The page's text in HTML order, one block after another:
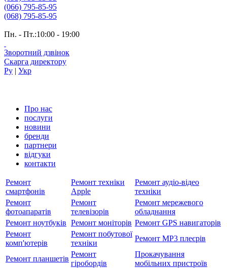
(066) 795-85-95
(068) 795-85-95
Пн. - Пт.:10:00 - 19:00
Зворотний дзвінок
Скарга директору
Ру | Укр
Про нас
послуги
новини
бренди
партнери
вiдгуки
контакти
Ремонт
смартфонів
Ремонт техніки
Apple
Ремонт аудіо-відео
техніки
Ремонт
фотоапаратів
Ремонт
телевізорів
Ремонт мережевого
обладнання
Ремонт ноутбуків Ремонт моніторів Ремонт GPS навигаторів
Ремонт
комп'ютерів
Ремонт побутової
техніки
Ремонт MP3 плеєрів
Ремонт планшетів
Ремонт
гіробордів
Прокачування
мобільних пристроїв